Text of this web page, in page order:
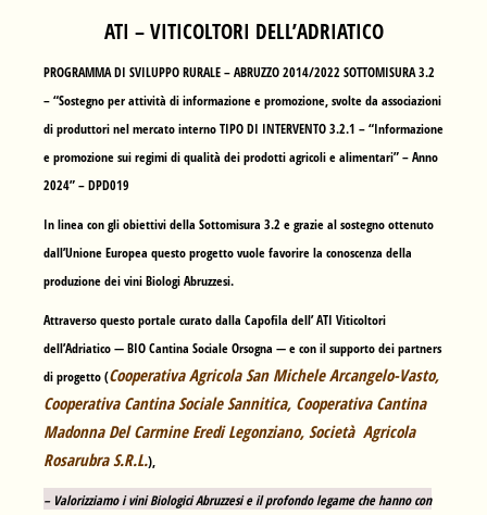
ATI – VITICOLTORI DELL’ADRIATICO
PROGRAMMA DI SVILUPPO RURALE – ABRUZZO 2014/2022 SOTTOMISURA 3.2
– “Sostegno per attività di informazione e promozione, svolte da associazioni
di produttori nel mercato interno TIPO DI INTERVENTO 3.2.1 – “Informazione
e promozione sui regimi di qualità dei prodotti agricoli e alimentari” – Anno
2024” – DPD019
In linea con gli obiettivi della Sottomisura 3.2 e grazie al sostegno ottenuto
dall’Unione Europea questo progetto vuole favorire la conoscenza della
produzione dei vini Biologi Abruzzesi.
Attraverso questo portale curato dalla Capofila dell’ ATI Viticoltori
dell’Adriatico —BIO Cantina Sociale Orsogna — e con il supporto dei partners
di progetto (Cooperativa Agricola San Michele Arcangelo-Vasto,
Cooperativa Cantina Sociale Sannitica, Cooperativa Cantina
Madonna Del Carmine Eredi Legonziano, Società Agricola
Rosarubra S.R.L.),
– Valorizziamo i vini Biologici Abruzzesi e il profondo legame che hanno con